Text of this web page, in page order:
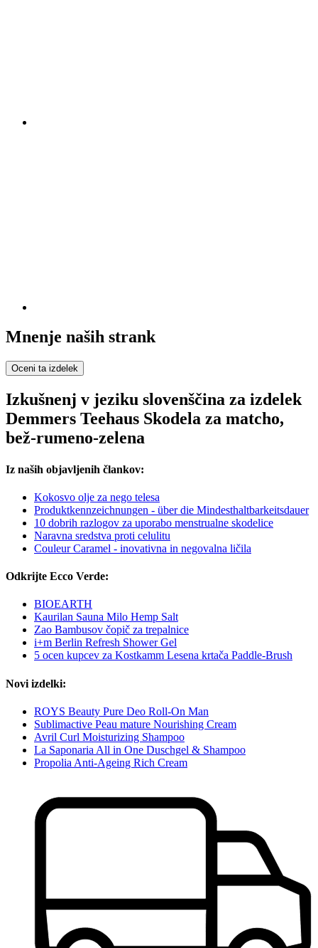
Mnenje naših strank
Oceni ta izdelek
Izkušnenj v jeziku slovenščina za izdelek
Demmers Teehaus Skodela za matcho,
bež-rumeno-zelena
Iz naših objavljenih člankov:
Kokosvo olje za nego telesa
Produktkennzeichnungen - über die Mindesthaltbarkeitsdauer
10 dobrih razlogov za uporabo menstrualne skodelice
Naravna sredstva proti celulitu
Couleur Caramel - inovativna in negovalna ličila
Odkrijte Ecco Verde:
BIOEARTH
Kaurilan Sauna Milo Hemp Salt
Zao Bambusov čopič za trepalnice
i+m Berlin Refresh Shower Gel
5 ocen kupcev za Kostkamm Lesena krtača Paddle-Brush
Novi izdelki:
ROYS Beauty Pure Deo Roll-On Man
Sublimactive Peau mature Nourishing Cream
Avril Curl Moisturizing Shampoo
La Saponaria All in One Duschgel & Shampoo
Propolia Anti-Ageing Rich Cream